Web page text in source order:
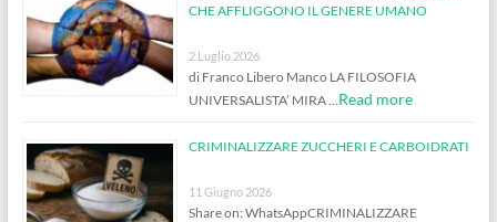
CHE AFFLIGGONO IL GENERE UMANO
2 Luglio 2026
di Franco Libero Manco LA FILOSOFIA
UNIVERSALISTA’ MIRA … Read more
CRIMINALIZZARE ZUCCHERI E CARBOIDRATI
11 Giugno 2026
Share on: WhatsAppCRIMINALIZZARE